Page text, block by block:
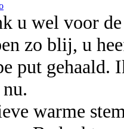
u wel voor
zo blij, u
put gehaald.
warme